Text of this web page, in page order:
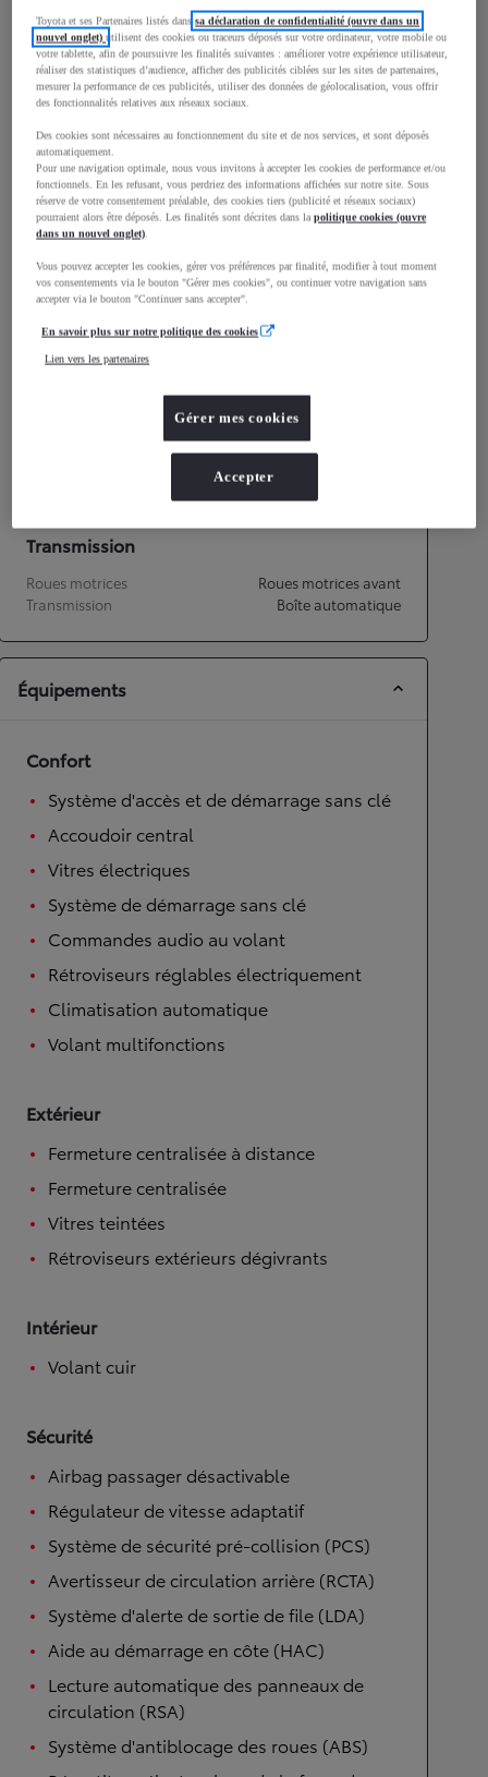
Longueur
3 940mm
Largeur
1 745mm
Consommation mixte
Consommation mixte
Émissions CO2
Transmission
Roues motrices
Roues motrices avant
Transmission
Boîte automatique
Équipements
Confort
Système d'accès et de démarrage sans clé
Accoudoir central
Vitres électriques
Système de démarrage sans clé
Commandes audio au volant
Rétroviseurs réglables électriquement
Climatisation automatique
Volant multifonctions
Extérieur
Fermeture centralisée à distance
Fermeture centralisée
Vitres teintées
Rétroviseurs extérieurs dégivrants
Intérieur
Volant cuir
Sécurité
Airbag passager désactivable
Régulateur de vitesse adaptatif
Système de sécurité pré-collision (PCS)
Avertisseur de circulation arrière (RCTA)
Système d'alerte de sortie de file (LDA)
Aide au démarrage en côte (HAC)
Lecture automatique des panneaux de
circulation (RSA)
Système d'antiblocage des roues (ABS)
Toyota et ses Partenaires listés danssa déclaration de confidentialité (ouvre dans un
nouvel onglet)utilisent des cookies ou traceurs déposés sur votre ordinateur, votre mobile ou
votre tablette, afin de poursuivre les finalités suivantes : améliorer votre expérience utilisateur,
réaliser des statistiques d’audience, afficher des publicités ciblées sur les sites de partenaires,
mesurer la performance de ces publicités, utiliser des données de géolocalisation, vous offrir
des fonctionnalités relatives aux réseaux sociaux.
Des cookies sont nécessaires au fonctionnement du site et de nos services, et sont déposés
automatiquement.
Pour une navigation optimale, nous vous invitons à accepter les cookies de performance et/ou
fonctionnels. En les refusant, vous perdriez des informations affichées sur notre site. Sous
réserve de votre consentement préalable, des cookies tiers (publicité et réseaux sociaux)
pourraient alors être déposés. Les finalités sont décrites dans lapolitique cookies (ouvre
dans un nouvel onglet)
Vous pouvez accepter les cookies, gérer vos préférences par finalité, modifier à tout moment
vos consentements via le bouton "Gérer mes cookies", ou continuer votre navigation sans
accepter via le bouton "Continuer sans accepter".
En savoir plus sur notre politique des cookies
Lien vers les partenaires
Gérer mes cookies
Accepter